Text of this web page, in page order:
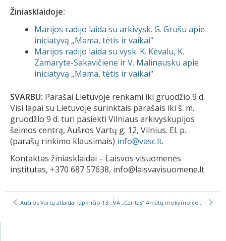
Žiniasklaidoje:
Marijos radijo laida su arkivysk. G. Grušu apie
iniciatyvą „Mama, tėtis ir vaikai“
Marijos radijo laida su vysk. K. Kėvalu, K.
Zamaryte-Sakavičiene ir V. Malinausku apie
iniciatyvą „Mama, tėtis ir vaikai“
SVARBU: Parašai Lietuvoje renkami iki gruodžio 9 d.
Visi lapai su Lietuvoje surinktais parašais iki š. m.
gruodžio 9 d. turi pasiekti Vilniaus arkivyskupijos
šeimos centrą, Aušros Vartų g. 12, Vilnius. El. p.
(parašų rinkimo klausimais) info@vasc.lt.
Kontaktas žiniasklaidai – Laisvos visuomenės
institutas, +370 687 57638, info@laisvavisuomene.lt